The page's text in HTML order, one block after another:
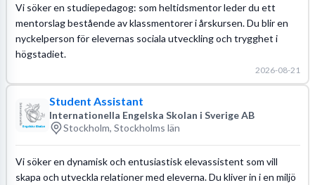
Vi söker en studiepedagog: som heltidsmentor leder du ett
mentorslag bestående av klassmentorer i årskursen. Du blir en
nyckelperson för elevernas sociala utveckling och trygghet i
högstadiet.
2026-08-21
Student Assistant
Internationella Engelska Skolan i Sverige AB
Stockholm, Stockholms län
Vi söker en dynamisk och entusiastisk elevassistent som vill
skapa och utveckla relationer med eleverna. Du kliver in i en miljö